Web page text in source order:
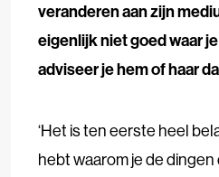
veranderen aan zijn
eigenlijk niet goed waar
adviseer je hem of haar
‘Het is ten eerste heel
hebt waarom je de